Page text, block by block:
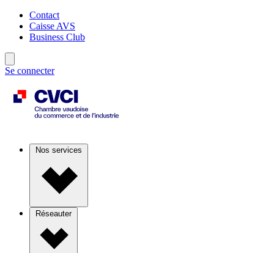
Contact
Caisse AVS
Business Club
Se connecter
Nos services
Réseauter